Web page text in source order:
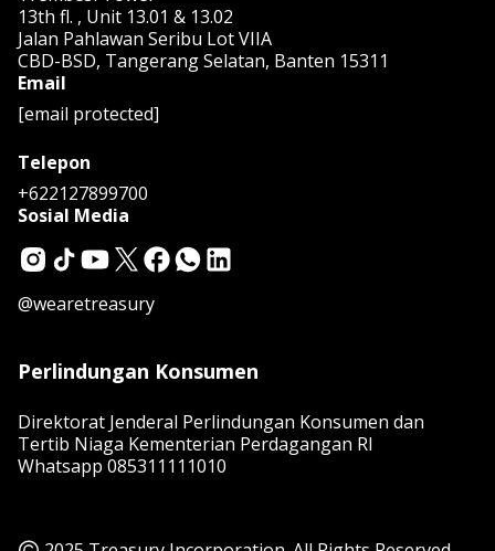
13th fl. , Unit 13.01 & 13.02
Jalan Pahlawan Seribu Lot VIIA
CBD-BSD, Tangerang Selatan, Banten 15311
Email
[email protected]
Telepon
+622127899700
Sosial Media
@wearetreasury
Perlindungan Konsumen
Direktorat Jenderal Perlindungan Konsumen dan
Tertib Niaga Kementerian Perdagangan RI
Whatsapp 085311111010